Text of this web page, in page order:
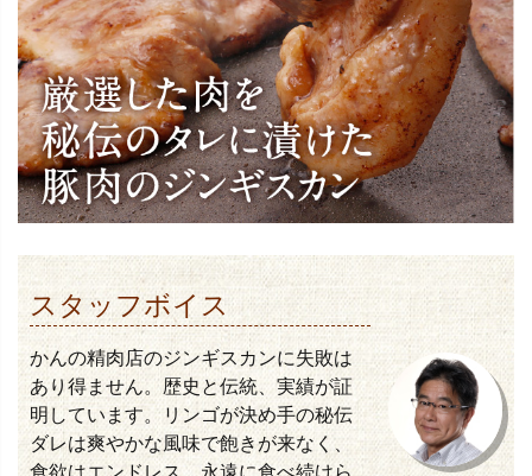
スタッフボイス
かんの精肉店のジンギスカンに失敗は
あり得ません。歴史と伝統、実績が証
明しています。リンゴが決め手の秘伝
ダレは爽やかな風味で飽きが来なく、